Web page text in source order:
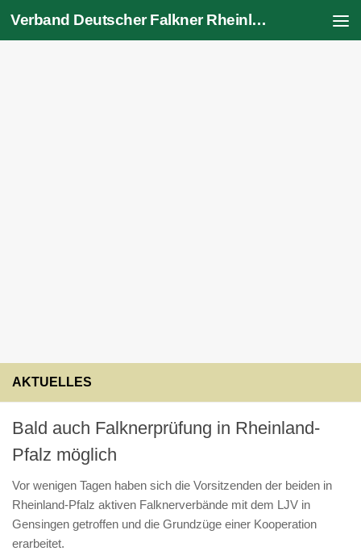
Zum Inhalt springen Verband Deutscher Falkner Rheinland Pfalz Saarland e.V.
AKTUELLES
Bald auch Falknerprüfung in Rheinland-
Pfalz möglich
Vor wenigen Tagen haben sich die Vorsitzenden der beiden in
Rheinland-Pfalz aktiven Falknerverbände mit dem LJV in
Gensingen getroffen und die Grundzüge einer Kooperation
erarbeitet.